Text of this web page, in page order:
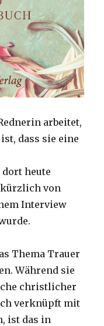
arbeitet,
dass sie eine
dort heute
kürzlich von
Interview
Thema Trauer
Während sie
christlicher
verknüpft mit
ist das in